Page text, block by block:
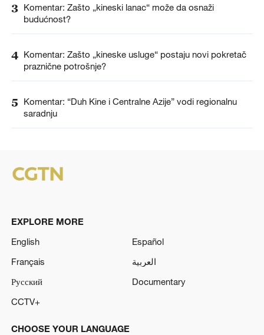
3 Komentar: Zašto „kineski lanac“ može da osnaži
budućnost?
4 Komentar: Zašto „kineske usluge“ postaju novi pokretač
praznične potrošnje?
5
Komentar: “Duh Kine i Centralne Azije” vodi regionalnu
saradnju
EXPLORE MORE
English
Español
Français
العربية
Русский
Documentary
CCTV+
CHOOSE YOUR LANGUAGE